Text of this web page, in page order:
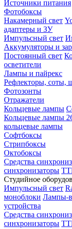
Источники питания
Фотобоксы
Накамерный свет
адаптеры и ЗУ
Импульсный свет
Аккумуляторы и
Постоянный свет
осветители
Лампы и пайрекс
Рефлекторы, соты,
Фотозонты
Отражатели
Кольцевые лампы
Кольцевые лампы
кольцевые лампы
Софтбоксы
Стрипбоксы
Октобоксы
Средства
синхронизаторы
Студийное
Импульсный свет
моноблоки Лампы-
устройства
Средства
синхронизаторы